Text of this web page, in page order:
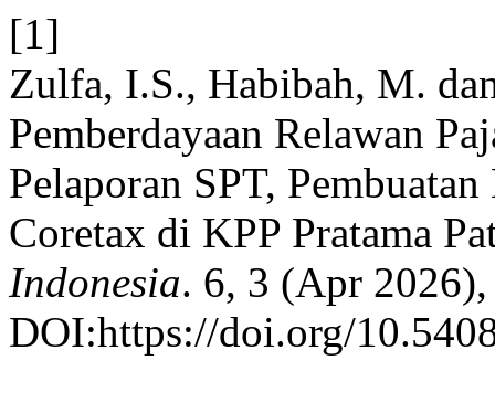
[1]
Zulfa, I.S., Habibah, M.
Pemberdayaan Relawan
Pelaporan SPT,
Coretax di KPP Pratama
Indonesia. 6, 3 (Apr
DOI:https://doi.org/